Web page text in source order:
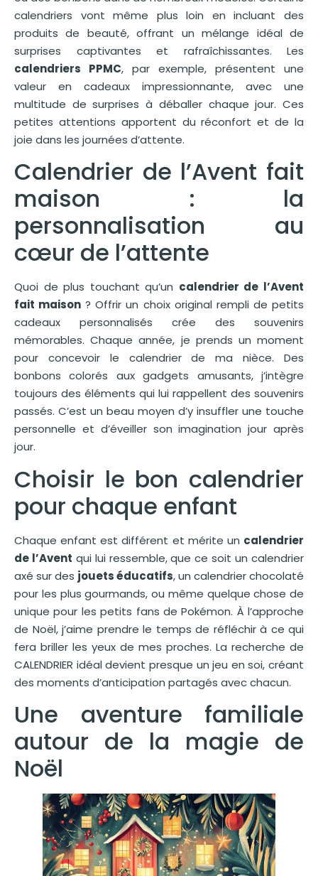
calendriers vont même plus loin en incluant des
produits de beauté, offrant un mélange idéal de
surprises captivantes et rafraîchissantes. Les
calendriers PPMC, par exemple, présentent une
valeur en cadeaux impressionnante, avec une
multitude de surprises à déballer chaque jour. Ces
petites attentions apportent du réconfort et de la
joie dans les journées d’attente.
Calendrier de l’Avent fait
maison : la
personnalisation au
cœur de l’attente
Quoi de plus touchant qu’un calendrier de l’Avent
fait maison ? Offrir un choix original rempli de petits
cadeaux personnalisés crée des souvenirs
mémorables. Chaque année, je prends un moment
pour concevoir le calendrier de ma nièce. Des
bonbons colorés aux gadgets amusants, j’intègre
toujours des éléments qui lui rappellent des souvenirs
passés. C’est un beau moyen d’y insuffler une touche
personnelle et d’éveiller son imagination jour après
jour.
Choisir le bon calendrier
pour chaque enfant
Chaque enfant est différent et mérite un calendrier
de l’Avent qui lui ressemble, que ce soit un calendrier
axé sur des jouets éducatifs, un calendrier chocolaté
pour les plus gourmands, ou même quelque chose de
unique pour les petits fans de Pokémon. À l’approche
de Noël, j’aime prendre le temps de réfléchir à ce qui
fera briller les yeux de mes proches. La recherche de
CALENDRIER idéal devient presque un jeu en soi, créant
des moments d’anticipation partagés avec chacun.
Une aventure familiale
autour de la magie de
Noël